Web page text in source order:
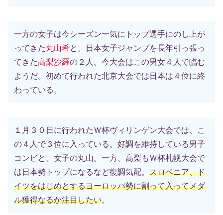
一方の女子は今シーズン一気にトップ選手にのし上が
ってきた丸山希と、日本女子ジャンプを長年引っ張っ
てきた高梨沙羅の２人。今大会はこの男女４人で臨む
ようだ。初めて行われた北京大会では日本は４位に終
わっている。
１月３０日に行われたＷ杯ヴィリンゲン大会では、こ
の４人で３位に入っている。好調を維持している男子
コンビと、女子の丸山。一方、高梨もＷ杯札幌大会で
は日本勢トップになるなど復調気配。 スロベニア、ド
イツをはじめとするヨーロッパ勢に割って入ってメダ
ル獲得なるか注目したい。